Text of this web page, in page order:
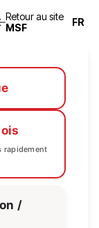
Retour au site
MSF
rapidement
/